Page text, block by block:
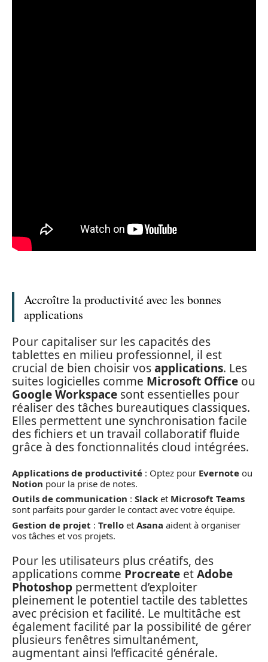
Accroître la productivité avec les bonnes
applications
Pour capitaliser sur les capacités des
tablettes en milieu professionnel, il est
crucial de bien choisir vosapplications. Les
suites logicielles comme Microsoft Office ou
Google Workspace sont essentielles pour
réaliser des tâches bureautiques classiques.
Elles permettent une synchronisation facile
des fichiers et un travail collaboratif fluide
grâce à des fonctionnalités cloud intégrées.
Applications de productivité : Optez pour Evernote ou
Notion pour la prise de notes.
Outils de communication : Slack et Microsoft Teams
sont parfaits pour garder le contact avec votre équipe.
Gestion de projet : Trello et Asana aident à organiser
vos tâches et vos projets.
Pour les utilisateurs plus créatifs, des
applications comme Procreate etAdobe
Photoshop permettent d’exploiter
pleinement le potentiel tactile des tablettes
avec précision et facilité. Le multitâche est
également facilité par la possibilité de gérer
plusieurs fenêtres simultanément,
augmentant ainsi l’efficacité générale.